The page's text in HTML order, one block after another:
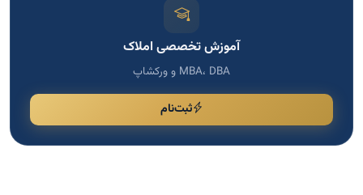
آموزش تخصصی املاک
MBA، DBA و ورکشاپ
ثبت‌نام